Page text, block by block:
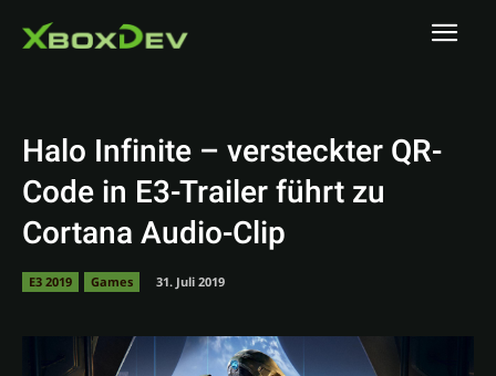
Halo Infinite – versteckter QR-
Code in E3-Trailer führt zu
Cortana Audio-Clip
E3 2019 Games 31. Juli 2019